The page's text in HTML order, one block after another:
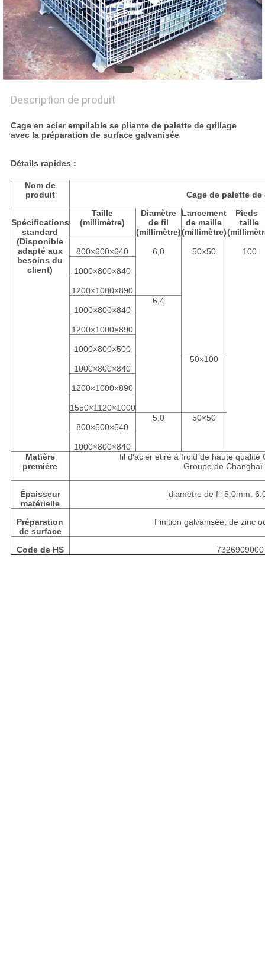
Description de produit
Cage en acier empilable se pliante de palette de grillage
avec la préparation de surface galvanisée
Détails rapides :
Nom de
produit
Cage de palette de
Spécifications
standard
(Disponible
adapté aux
besoins du
client)
Taille
(millimètre)
Diamètre
de fil
(millimètre)
Lancement
de maille
(millimètre)
Pieds
taille
800×600×640 6,0 50×50 100
1000×800×840
1200×1000×890
1000×800×840
6,4
1200×1000×890
1000×800×500
1000×800×840
50×100
1200×1000×890
1550×1120×1000
800×500×540
5,0 50×50
1000×800×840
Matière
première
fil d'acier étiré à froid de haute qualité
Groupe de Changhaï
Épaisseur
matérielle
diamètre de fil 5.0mm,
Préparation
de surface
Finition galvanisée, de zinc
Code de HS 7326909000